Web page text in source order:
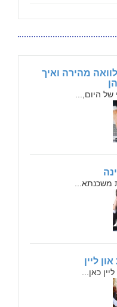
מהירה ואיך
היום,...
משכנתא...
ליין
כאן...